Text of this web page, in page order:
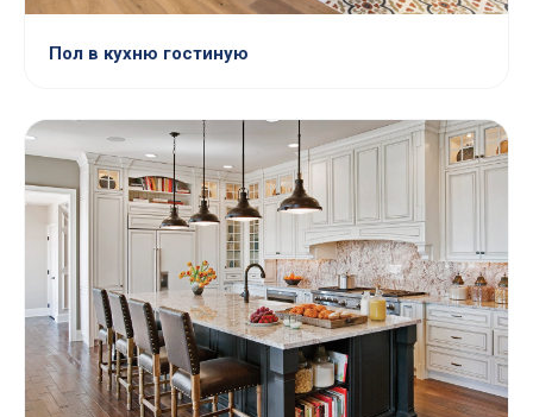
Пол в кухню гостиную